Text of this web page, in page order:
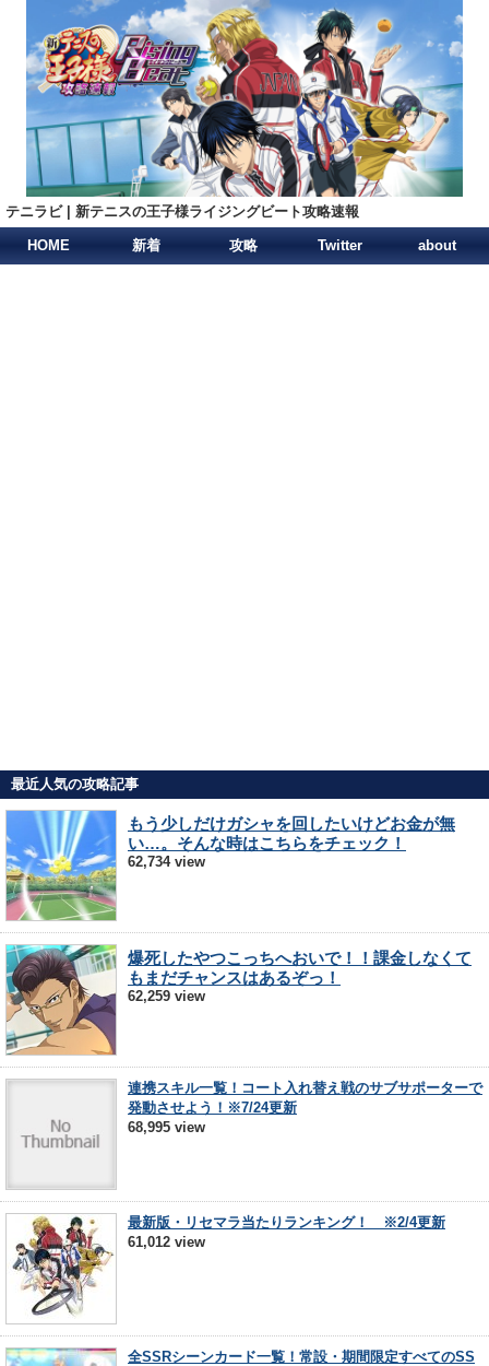
テニラビ | 新テニスの王子様ライジングビート攻略速報
HOME 新着 攻略 Twitter about
最近人気の攻略記事
もう少しだけガシャを回したいけどお金が無
い…。そんな時はこちらをチェック！
62,734 view
爆死したやつこっちへおいで！！課金しなくて
もまだチャンスはあるぞっ！
62,259 view
連携スキル一覧！コート入れ替え戦のサブサポーターで
発動させよう！※7/24更新
68,995 view
最新版・リセマラ当たりランキング！ ※2/4更新
61,012 view
全SSRシーンカード一覧！常設・期間限定すべてのSS